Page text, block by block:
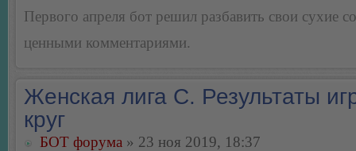
Первого апреля бот решил разбавить свои сухие
ценными комментариями.
Женская лига С. Результаты
круг
БОТ форума » 23 ноя 2019, 18:37